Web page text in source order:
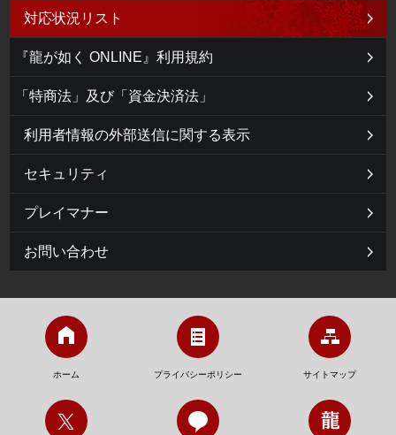
対応状況リスト
『龍が如く ONLINE』利用規約
「特商法」及び「資金決済法」
利用者情報の外部送信に関する表示
セキュリティ
プレイマナー
お問い合わせ
ホーム プライバシーポリシー サイトマップ